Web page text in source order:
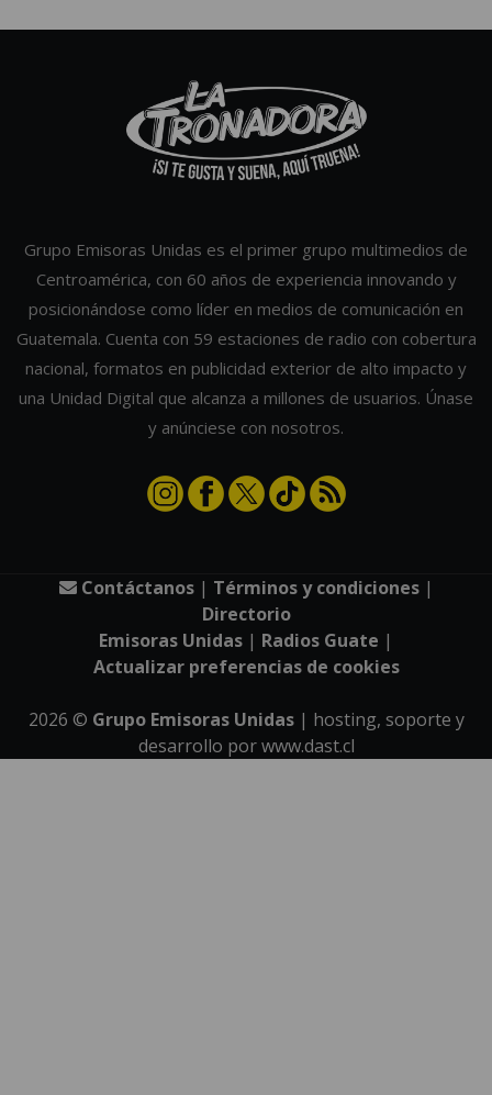
Grupo Emisoras Unidas es el primer grupo multimedios de
Centroamérica, con 60 años de experiencia innovando y
posicionándose como líder en medios de comunicación en
Guatemala. Cuenta con 59 estaciones de radio con cobertura
nacional, formatos en publicidad exterior de alto impacto y
una Unidad Digital que alcanza a millones de usuarios. Únase
y anúnciese con nosotros.
Contáctanos| Términos y condiciones|
Directorio
Emisoras Unidas | Radios Guate |
Actualizar preferencias de cookies
2026 © Grupo Emisoras Unidas| hosting, soporte y
desarrollo porwww.dast.cl